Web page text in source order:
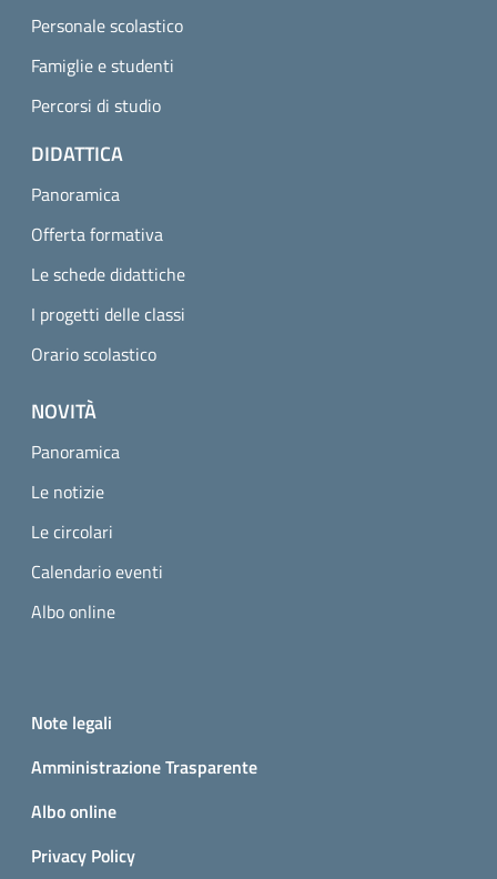
Personale scolastico
Famiglie e studenti
Percorsi di studio
DIDATTICA
Panoramica
Offerta formativa
Le schede didattiche
I progetti delle classi
Orario scolastico
NOVITÀ
Panoramica
Le notizie
Le circolari
Calendario eventi
Albo online
Small prints
Note legali
Amministrazione Trasparente
Albo online
Privacy Policy